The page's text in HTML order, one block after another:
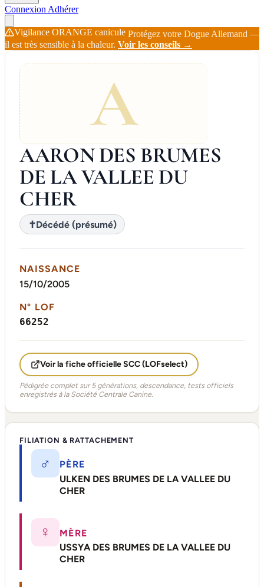
Connexion Adhérer
Vigilance ORANGE canicule Protégez votre Dogue Allemand —
il est très sensible à la chaleur. Voir les conseils →
A
AARON DES BRUMES
DE LA VALLEE DU
CHER
✝Décédé (présumé)
NAISSANCE
15/10/2005
N° LOF
66252
Voir la fiche officielle SCC (LOFselect)
Pédigrée complet sur 5 générations, descendance, tests officiels
enregistrés à la Société Centrale Canine.
FILIATION & RATTACHEMENT
♂
PÈRE
ULKEN DES BRUMES DE LA VALLEE DU
CHER
♀
MÈRE
USSYA DES BRUMES DE LA VALLEE DU
CHER